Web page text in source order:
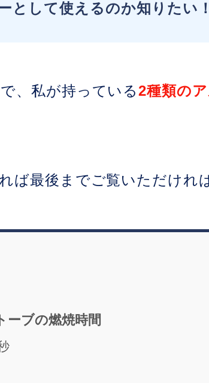
として使えるのか知りたい！
、私が持っている2種類の
ば最後までご覧いただけれ
ーブの燃焼時間